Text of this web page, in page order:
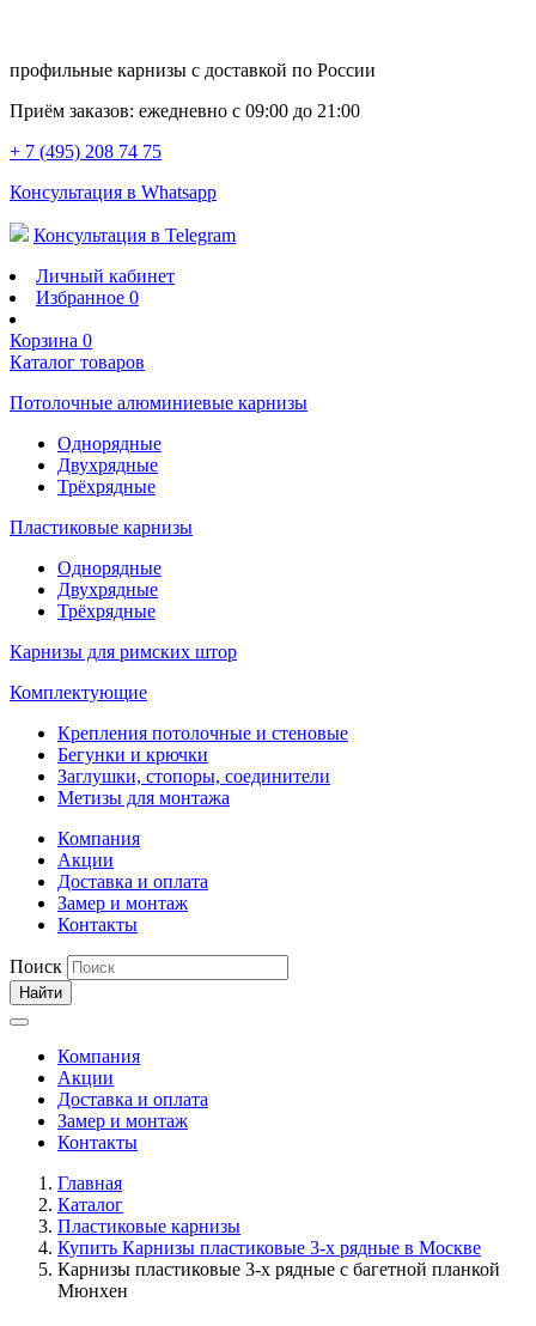
профильные карнизы с доставкой по России
Приём заказов: ежедневно с 09:00 до 21:00
+ 7 (495) 208 74 75
Консультация в Whatsapp
Консультация в Telegram
Личный кабинет
Избранное 0
Корзина 0
Каталог товаров
Потолочные алюминиевые карнизы
Однорядные
Двухрядные
Трёхрядные
Пластиковые карнизы
Однорядные
Двухрядные
Трёхрядные
Карнизы для римских штор
Комплектующие
Крепления потолочные и стеновые
Бегунки и крючки
Заглушки, стопоры, соединители
Метизы для монтажа
Компания
Акции
Доставка и оплата
Замер и монтаж
Контакты
Поиск
Найти
Компания
Акции
Доставка и оплата
Замер и монтаж
Контакты
Главная
Каталог
Пластиковые карнизы
Купить Карнизы пластиковые 3-х рядные в Москве
Карнизы пластиковые 3-х рядные с багетной планкой
Мюнхен